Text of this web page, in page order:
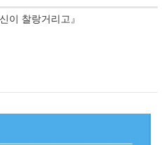
이 찰랑거리고』